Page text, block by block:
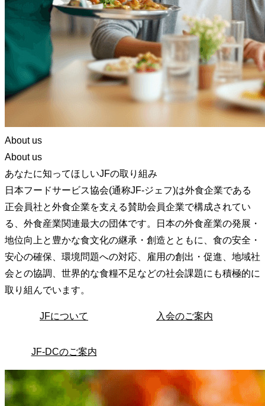
About us
About us
あなたに知ってほしいJFの取り組み
日本フードサービス協会(通称JF-ジェフ)は外食企業である
正会員社と外食企業を支える賛助会員企業で構成されてい
る、外食産業関連最大の団体です。日本の外食産業の発展・
地位向上と豊かな食文化の継承・創造とともに、食の安全・
安心の確保、環境問題への対応、雇用の創出・促進、地域社
会との協調、世界的な食糧不足などの社会課題にも積極的に
取り組んでいます。
JFについて 入会のご案内
JF-DCのご案内